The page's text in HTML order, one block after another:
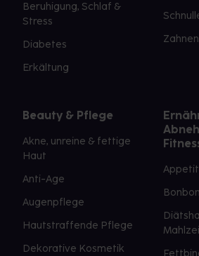
Beruhigung, Schlaf &
Stress
Diabetes
Erkältung
Beauty & Pflege
Akne, unreine & fettige
Haut
Anti-Age
Augenpflege
Hautstraffende Pflege
Dekorative Kosmetik